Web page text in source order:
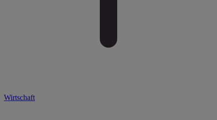
Wirtschaft